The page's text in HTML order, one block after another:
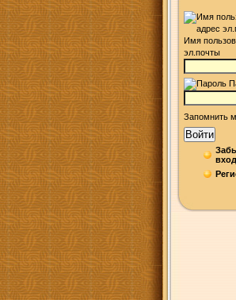
Имя
эл.почты
Запомнить
Войти